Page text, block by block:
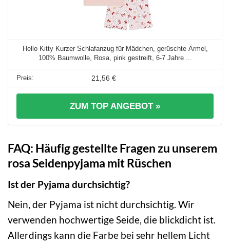
Hello Kitty Kurzer Schlafanzug für Mädchen, gerüschte Ärmel,
100% Baumwolle, Rosa, pink gestreift, 6-7 Jahre ...
21,56 €
ZUM TOP ANGEBOT »
FAQ: Häufig gestellte Fragen zu unserem
rosa Seidenpyjama mit Rüschen
Ist der Pyjama durchsichtig?
Nein, der Pyjama ist nicht durchsichtig. Wir
verwenden hochwertige Seide, die blickdicht ist.
Allerdings kann die Farbe bei sehr hellem Licht